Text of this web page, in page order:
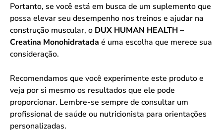
Portanto, se você está em busca de um suplemento que
possa elevar seu desempenho nos treinos e ajudar na
construção muscular, o DUX HUMAN HEALTH –
Creatina Monohidratada é uma escolha que merece sua
consideração.
Recomendamos que você experimente este produto e
veja por si mesmo os resultados que ele pode
proporcionar. Lembre-se sempre de consultar um
profissional de saúde ou nutricionista para orientações
personalizadas.